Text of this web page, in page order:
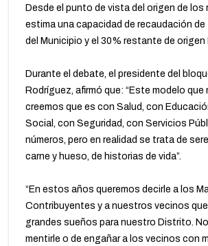
Desde el punto de vista del origen de los
estima una capacidad de recaudación
del Municipio y el 30% restante de origen
Durante el debate, el presidente del
Rodríguez, afirmó que: “Este modelo
creemos que es con Salud, con
Social, con Seguridad, con Servicios
números, pero en realidad se trata de
carne y hueso, de historias de vida”.
“En estos años queremos decirle a los
Contribuyentes y a nuestros vecinos
grandes sueños para nuestro Distrito.
mentirle o de engañar a los vecinos con